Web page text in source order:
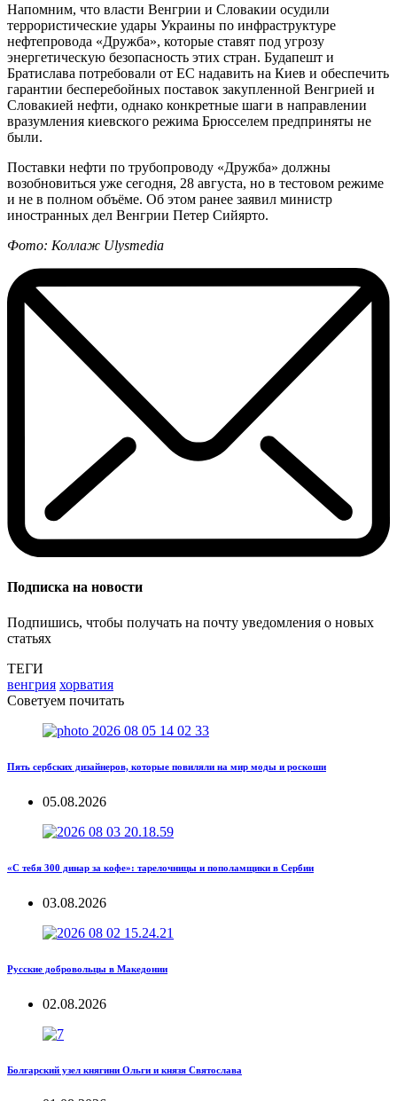
Напомним, что власти Венгрии и Словакии осудили
террористические удары Украины по инфраструктуре
нефтепровода «Дружба», которые ставят под угрозу
энергетическую безопасность этих стран. Будапешт и
Братислава потребовали от ЕС надавить на Киев и обеспечить
гарантии бесперебойных поставок закупленной Венгрией и
Словакией нефти, однако конкретные шаги в направлении
вразумления киевского режима Брюсселем предприняты не
были.
Поставки нефти по трубопроводу «Дружба» должны
возобновиться уже сегодня, 28 августа, но в тестовом режиме
и не в полном объёме. Об этом ранее заявил министр
иностранных дел Венгрии Петер Сийярто.
Фото: Коллаж Ulysmedia
Подписка на новости
Подпишись, чтобы получать на почту уведомления о новых
статьях
ТЕГИ
венгрия хорватия
Советуем почитать
Пять сербских дизайнеров, которые повиляли на мир моды и роскоши
05.08.2026
«С тебя 300 динар за кофе»: тарелочницы и пополамщики в Сербии
03.08.2026
Русские добровольцы в Македонии
02.08.2026
Болгарский узел княгини Ольги и князя Святослава